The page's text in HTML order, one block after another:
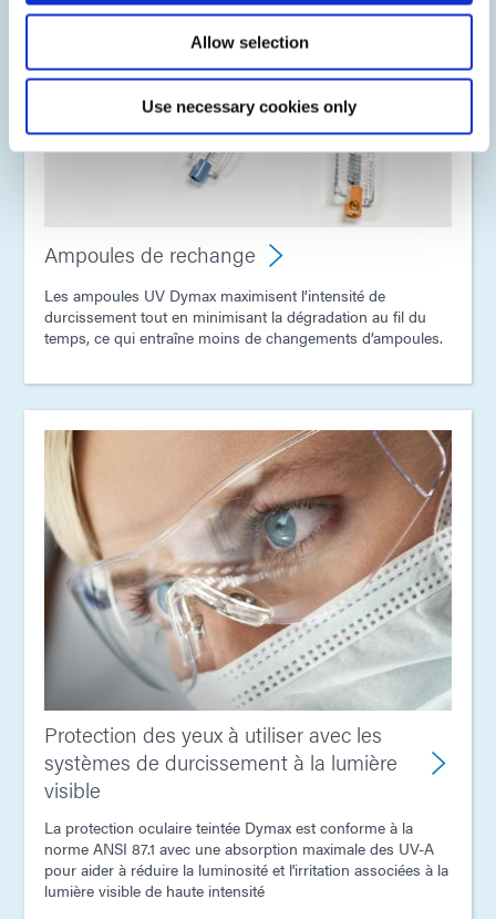
Allow selection
Use necessary cookies only
Ampoules de rechange
Les ampoules UV Dymax maximisent l’intensité de
durcissement tout en minimisant la dégradation au fil du
temps, ce qui entraîne moins de changements d’ampoules.
Protection des yeux à utiliser avec les
systèmes de durcissement à la lumière
visible
La protection oculaire teintée Dymax est conforme à la
norme ANSI 87.1 avec une absorption maximale des UV-A
pour aider à réduire la luminosité et l'irritation associées à la
lumière visible de haute intensité